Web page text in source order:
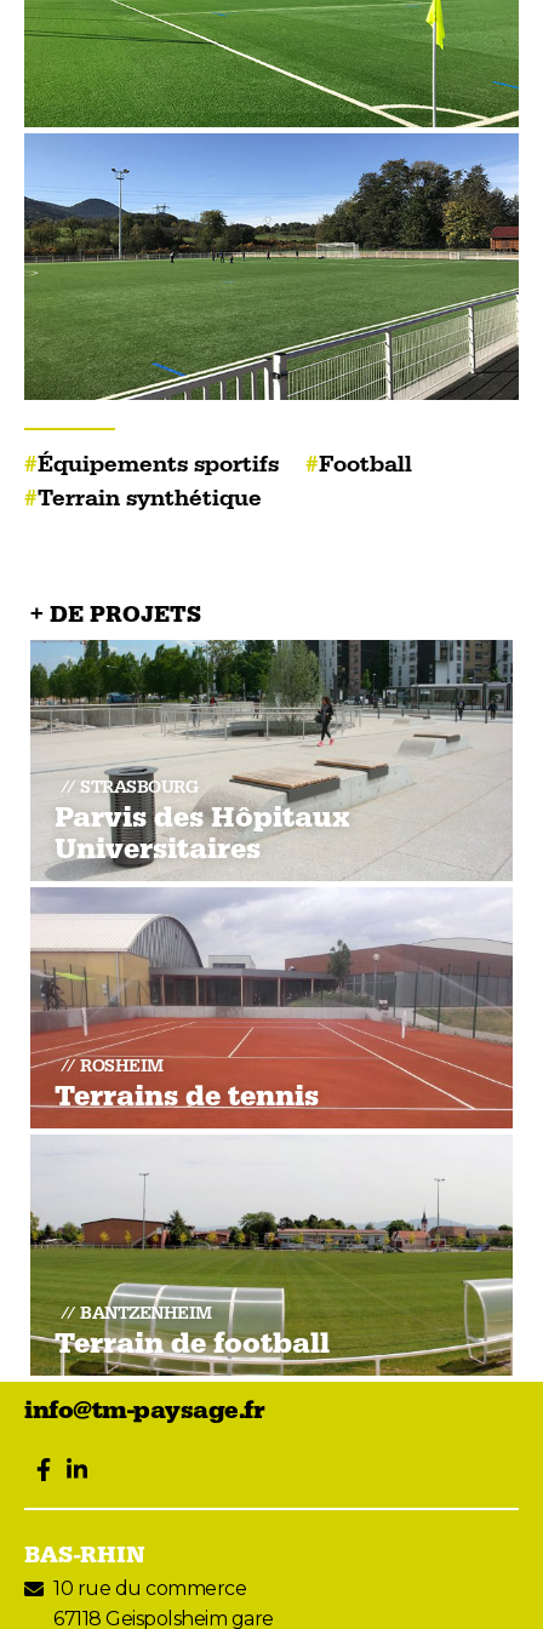
Équipements sportifs
Football
Terrain synthétique
+ DE PROJETS
STRASBOURG
Parvis des Hôpitaux
Universitaires
ROSHEIM
Terrains de tennis
BANTZENHEIM
Terrain de football
info@tm-paysage.fr
facebook
LinkedIn
BAS-RHIN
10 rue du commerce
67118 Geispolsheim gare